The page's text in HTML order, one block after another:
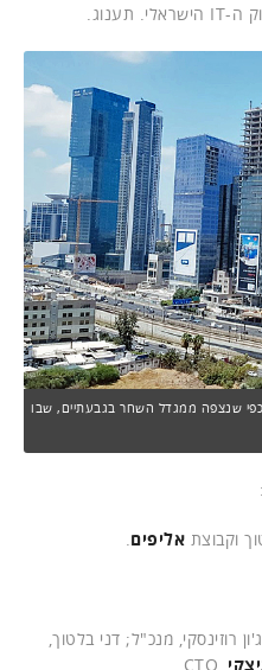
שנצפה ממגדל השחר בגבעתיים, שבו
וקבוצת אליפים.
ג'ון רוזינסקי, מנכ"ל; דני בלטוך,